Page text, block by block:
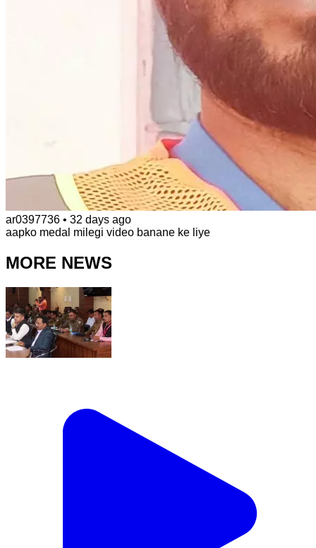
ar0397736 • 32 days ago
aapko medal milegi video banane ke liye
MORE NEWS